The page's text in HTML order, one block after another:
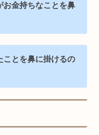
お金持ちなことを鼻
ことを鼻に掛けるの